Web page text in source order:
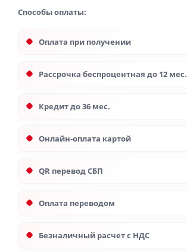
Способы оплаты:
Оплата при получении
Рассрочка беспроцентная до 12 мес.
Кредит до 36 мес.
Онлайн-оплата картой
QR перевод СБП
Оплата переводом
Безналичный расчет с НДС